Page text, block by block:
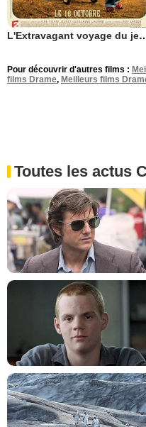
L'Extravagant voyage du jeune
Pour découvrir d'autres films :
films Drame, Meilleurs films
Toutes les actus